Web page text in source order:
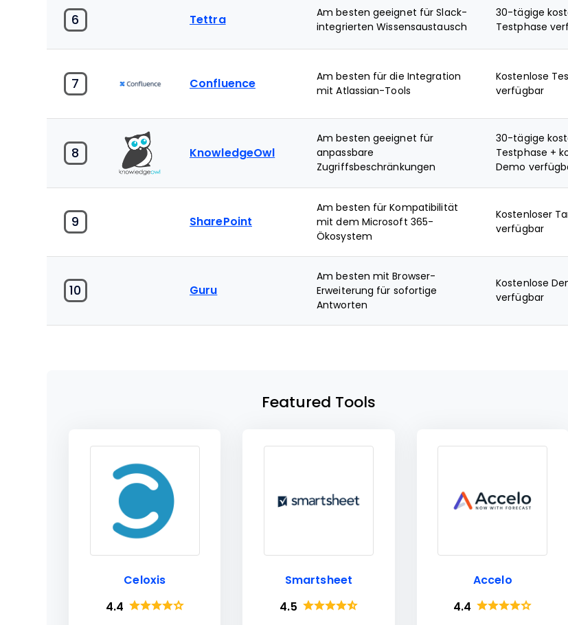
6 Tettra
Am besten geeignet für Slack-
integrierten Wissensaustausch
30-tägige
Testphase
7 Confluence
Am besten für die Integration
mit Atlassian-Tools
Kostenlose
verfügbar
8 KnowledgeOwl
Am besten geeignet für
anpassbare
Zugriffsbeschränkungen
30-tägige
Testphase +
Demo
9 SharePoint
Am besten für Kompatibilität
mit dem Microsoft 365-
Ökosystem
Kostenloser
verfügbar
10 Guru
Am besten mit Browser-
Erweiterung für sofortige
Antworten
Kostenlose
verfügbar
Featured Tools
Celoxis
4.4
Smartsheet
4.5
Accelo
4.4